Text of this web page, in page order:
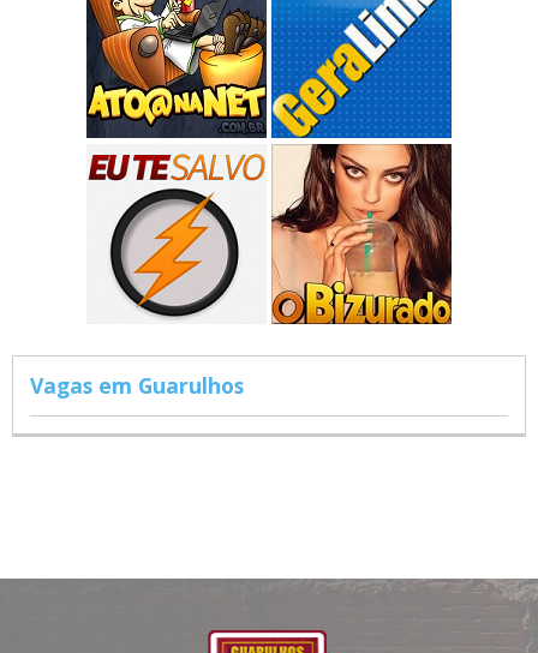
Vagas em Guarulhos